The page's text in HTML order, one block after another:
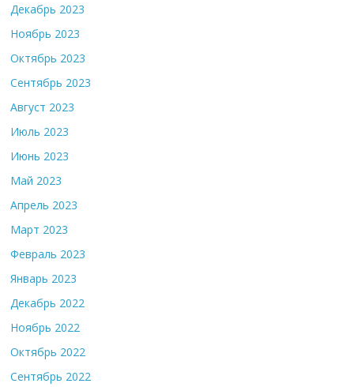
Декабрь 2023
Ноябрь 2023
Октябрь 2023
Сентябрь 2023
Август 2023
Июль 2023
Июнь 2023
Май 2023
Апрель 2023
Март 2023
Февраль 2023
Январь 2023
Декабрь 2022
Ноябрь 2022
Октябрь 2022
Сентябрь 2022